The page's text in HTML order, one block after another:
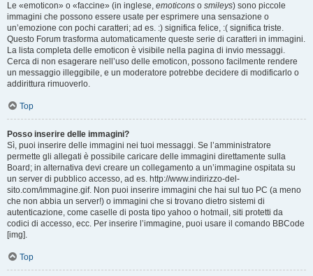
Le «emoticon» o «faccine» (in inglese, emoticons o smileys) sono piccole
immagini che possono essere usate per esprimere una sensazione o
un’emozione con pochi caratteri; ad es. :) significa felice, :( significa triste.
Questo Forum trasforma automaticamente queste serie di caratteri in immagini.
La lista completa delle emoticon è visibile nella pagina di invio messaggi.
Cerca di non esagerare nell’uso delle emoticon, possono facilmente rendere
un messaggio illeggibile, e un moderatore potrebbe decidere di modificarlo o
addirittura rimuoverlo.
Top
Posso inserire delle immagini?
Sì, puoi inserire delle immagini nei tuoi messaggi. Se l’amministratore
permette gli allegati è possibile caricare delle immagini direttamente sulla
Board; in alternativa devi creare un collegamento a un’immagine ospitata su
un server di pubblico accesso, ad es. http://www.indirizzo-del-
sito.com/immagine.gif. Non puoi inserire immagini che hai sul tuo PC (a meno
che non abbia un server!) o immagini che si trovano dietro sistemi di
autenticazione, come caselle di posta tipo yahoo o hotmail, siti protetti da
codici di accesso, ecc. Per inserire l’immagine, puoi usare il comando BBCode
[img].
Top